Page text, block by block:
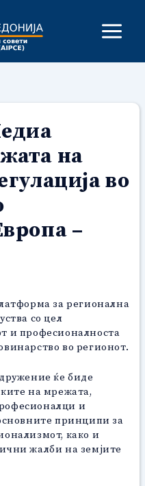
на
во
–
за регионална
со цел
и професионалноста
во регионот.
ќе биде
на мрежата,
и
принципи за
како и
жалби на земјите